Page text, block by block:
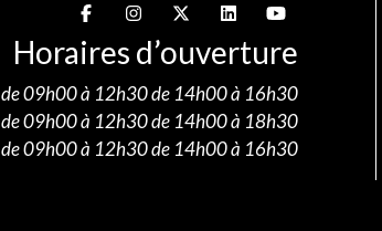
Suivez-nous sur
Suivez-nous sur
Suivez-nous sur
Suivez-nous sur
Suivez-nous sur
Horaires d’ouverture
de 09h00 à 12h30 de 14h00 à 16h30
de 09h00 à 12h30 de 14h00 à 18h30
de 09h00 à 12h30 de 14h00 à 16h30